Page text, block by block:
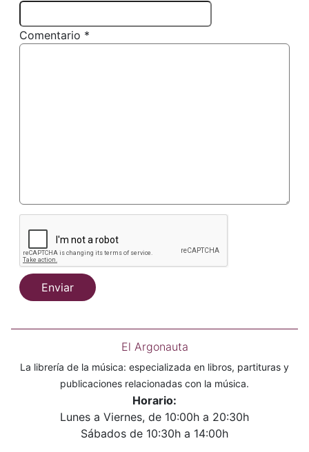
Comentario *
Enviar
El Argonauta
La librería de la música: especializada en libros, partituras y
publicaciones relacionadas con la música.
Horario:
Lunes a Viernes, de 10:00h a 20:30h
Sábados de 10:30h a 14:00h